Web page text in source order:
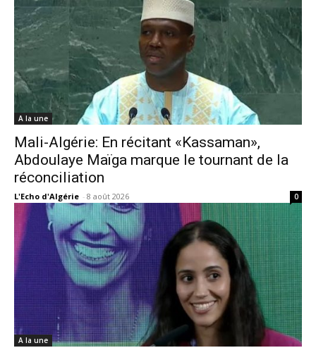
A la une
Mali-Algérie: En récitant «Kassaman»,
Abdoulaye Maïga marque le tournant de la
réconciliation
L'Echo d'Algérie - 8 août 2026 0
A la une